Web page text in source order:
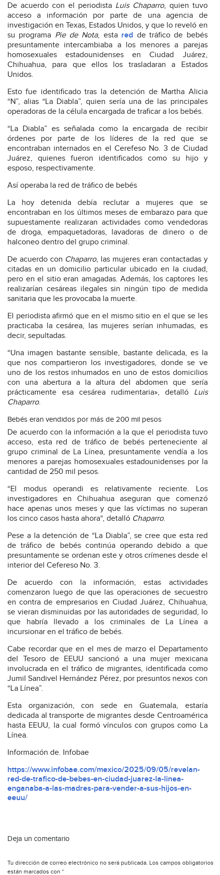
De acuerdo con el periodista Luis Chaparro, quien tuvo
acceso a información por parte de una agencia de
investigación en Texas, Estados Unidos, y que lo reveló en
su programa Pie de Nota, esta red de tráfico de bebés
presuntamente intercambiaba a los menores a parejas
homosexuales estadounidenses en Ciudad Juárez,
Chihuahua, para que ellos los trasladaran a Estados
Unidos.
Esto fue identificado tras la detención de Martha Alicia
“N”, alias “La Diabla”, quien sería una de las principales
operadoras de la célula encargada de traficar a los bebés.
“La Diabla” es señalada como la encargada de recibir
órdenes por parte de los líderes de la red que se
encontraban internados en el Cerefeso No. 3 de Ciudad
Juárez, quienes fueron identificados como su hijo y
esposo, respectivamente.
Así operaba la red de tráfico de bebés
La hoy detenida debía reclutar a mujeres que se
encontraban en los últimos meses de embarazo para que
supuestamente realizaran actividades como vendedoras
de droga, empaquetadoras, lavadoras de dinero o de
halconeo dentro del grupo criminal.
De acuerdo con Chaparro, las mujeres eran contactadas y
citadas en un domicilio particular ubicado en la ciudad,
pero en el sitio eran amagadas. Además, los captores les
realizarían cesáreas ilegales sin ningún tipo de medida
sanitaria que les provocaba la muerte.
El periodista afirmó que en el mismo sitio en el que se les
practicaba la cesárea, las mujeres serían inhumadas, es
decir, sepultadas.
“Una imagen bastante sensible, bastante delicada, es la
que nos compartieron los investigadores, donde se ve
uno de los restos inhumados en uno de estos domicilios
con una abertura a la altura del abdomen que sería
prácticamente esa cesárea rudimentaria», detalló Luis
Chaparro.
Bebés eran vendidos por más de 200 mil pesos
De acuerdo con la información a la que el periodista tuvo
acceso, esta red de tráfico de bebés perteneciente al
grupo criminal de La Línea, presuntamente vendía a los
menores a parejas homosexuales estadounidenses por la
cantidad de 250 mil pesos.
“El modus operandi es relativamente reciente. Los
investigadores en Chihuahua aseguran que comenzó
hace apenas unos meses y que las víctimas no superan
los cinco casos hasta ahora“, detalló Chaparro.
Pese a la detención de “La Diabla”, se cree que esta red
de tráfico de bebés continúa operando debido a que
presuntamente se ordenan este y otros crímenes desde el
interior del Cefereso No. 3.
De acuerdo con la información, estas actividades
comenzaron luego de que las operaciones de secuestro
en contra de empresarios en Ciudad Juárez, Chihuahua,
se vieran disminuidas por las autoridades de seguridad, lo
que habría llevado a los criminales de La Línea a
incursionar en el tráfico de bebés.
Cabe recordar que en el mes de marzo el Departamento
del Tesoro de EEUU sancionó a una mujer mexicana
involucrada en el tráfico de migrantes, identificada como
Jumil Sandivel Hernández Pérez, por presuntos nexos con
“La Línea”.
Esta organización, con sede en Guatemala, estaría
dedicada al transporte de migrantes desde Centroamérica
hasta EEUU, la cual formó vínculos con grupos como La
Línea.
Información de. Infobae
https://www.infobae.com/mexico/2025/09/05/revelan-
red-de-trafico-de-bebes-en-ciudad-juarez-la-linea-
enganaba-a-las-madres-para-vender-a-sus-hijos-en-
eeuu/
Deja un comentario
Tu dirección de correo electrónico no será publicada. Los campos obligatorios
están marcados con *